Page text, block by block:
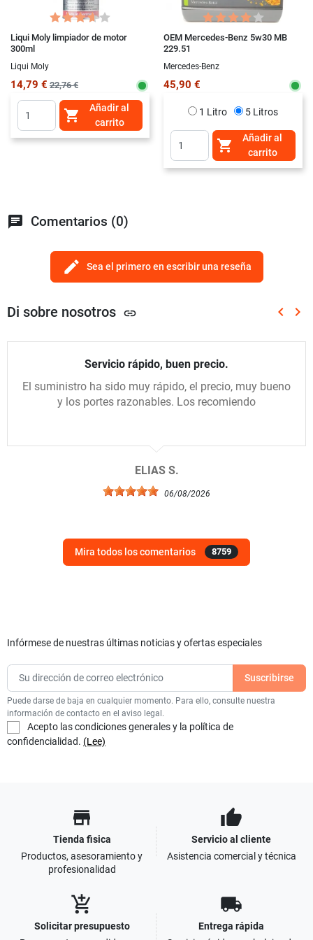
Liqui Moly limpiador de motor
300ml
Liqui Moly
14,79 € 22,76 €

Añadir al
carrito
OEM Mercedes-Benz 5w30 MB
229.51
Mercedes-Benz
45,90 €
1 Litro 5 Litros

Añadir al
carrito
chat Comentarios (0)
edit Sea el primero en escribir una reseña
Di sobre nosotros link keyboard_arrow_left keyboard_arrow_right
Servicio rápido, buen precio.
El suministro ha sido muy rápido, el precio, muy bueno
y los portes razonables. Los recomiendo
ELIAS S.
06/08/2026
Mira todos los comentarios 8759
Infórmese de nuestras últimas noticias y ofertas especiales
Puede darse de baja en cualquier momento. Para ello, consulte nuestra
información de contacto en el aviso legal.
Acepto las condiciones generales y la política de
confidencialidad. (Lee)
store
Tienda fisica
Productos, asesoramiento y
profesionalidad
thumb_up
Servicio al cliente
Asistencia comercial y técnica
add_shopping_cart
Solicitar presupuesto
local_shipping
Entrega rápida